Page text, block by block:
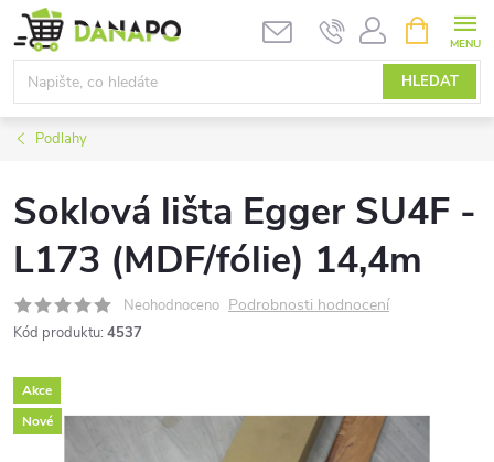
Přejít
na
obsah
HLEDAT
NÁKUPNÍ
KOŠÍK
Podlahy
Soklová lišta Egger SU4F -
L173 (MDF/fólie) 14,4m
Neohodnoceno Podrobnosti hodnocení
Kód produktu: 4537
Akce
Nové